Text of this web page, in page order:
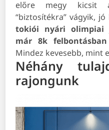
előre megy kicsit
“biztosítékra” vágyik,
tokiói nyári olimpiai
már 8k
Mindez kevesebb, mint
Néhány
rajongunk